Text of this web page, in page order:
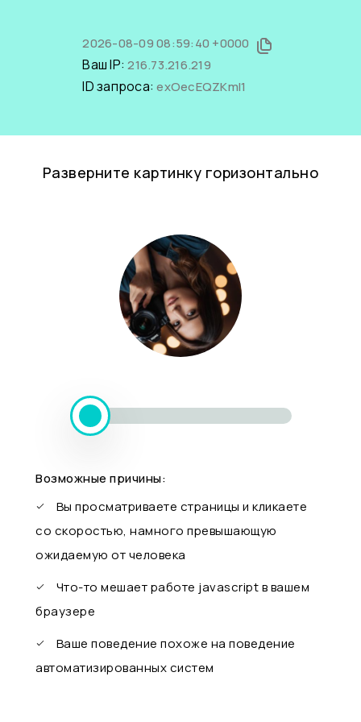
2026-08-09 08:59:40 +0000
Ваш IP:216.73.216.219
ID запроса:exOecEQZKmI1
Разверните картинку горизонтально
Возможные причины:
Вы просматриваете страницы и кликаете
со скоростью, намного превышающую
ожидаемую от человека
Что-то мешает работе javascript в вашем
браузере
Ваше поведение похоже на поведение
автоматизированных систем